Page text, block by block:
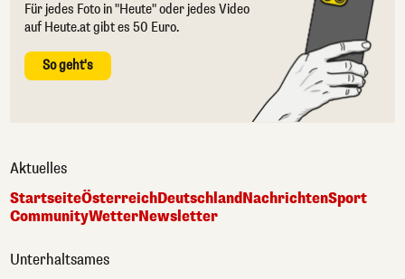
Für jedes Foto in "Heute" oder jedes Video
auf Heute.at gibt es 50 Euro.
So geht's
Aktuelles
StartseiteÖsterreichDeutschlandNachrichtenSport
CommunityWetterNewsletter
Unterhaltsames